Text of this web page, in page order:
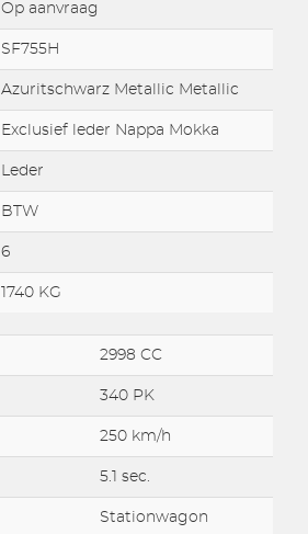
Op aanvraag
SF755H
Azuritschwarz Metallic Metallic
Exclusief leder Nappa Mokka
Leder
BTW
6
1740 KG
2998 CC
340 PK
250 km/h
5.1 sec.
Stationwagon